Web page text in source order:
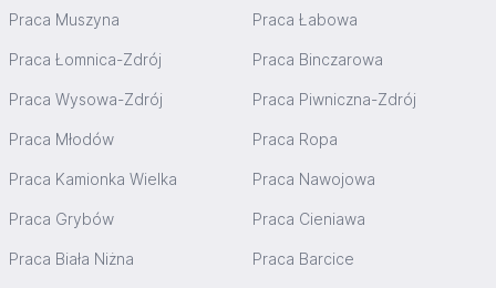
Praca Muszyna Praca Łabowa
Praca Łomnica-Zdrój Praca Binczarowa
Praca Wysowa-Zdrój Praca Piwniczna-Zdrój
Praca Młodów Praca Ropa
Praca Kamionka Wielka Praca Nawojowa
Praca Grybów Praca Cieniawa
Praca Biała Niżna Praca Barcice